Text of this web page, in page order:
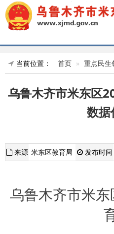
当前位置： 首页 重点民生
乌鲁木齐市米东区
数据
来源 米东区教育局 发布时间
乌鲁木齐市米东